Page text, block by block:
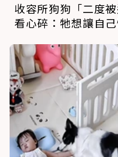
收容所狗狗「二度
看心碎：牠想讓自